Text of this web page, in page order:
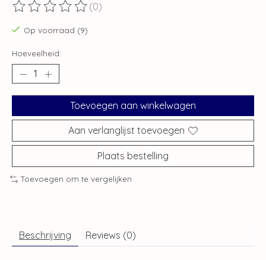
De beoordeling van dit product is
(0)
Op voorraad (9)
Hoeveelheid:
Toevoegen aan winkelwagen
Aan verlanglijst toevoegen
Plaats bestelling
Toevoegen om te vergelijken
Beschrijving Reviews (0)